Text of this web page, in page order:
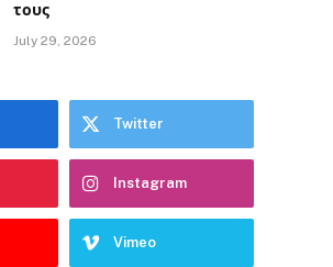
τους
July 29, 2026
Twitter
Instagram
Vimeo